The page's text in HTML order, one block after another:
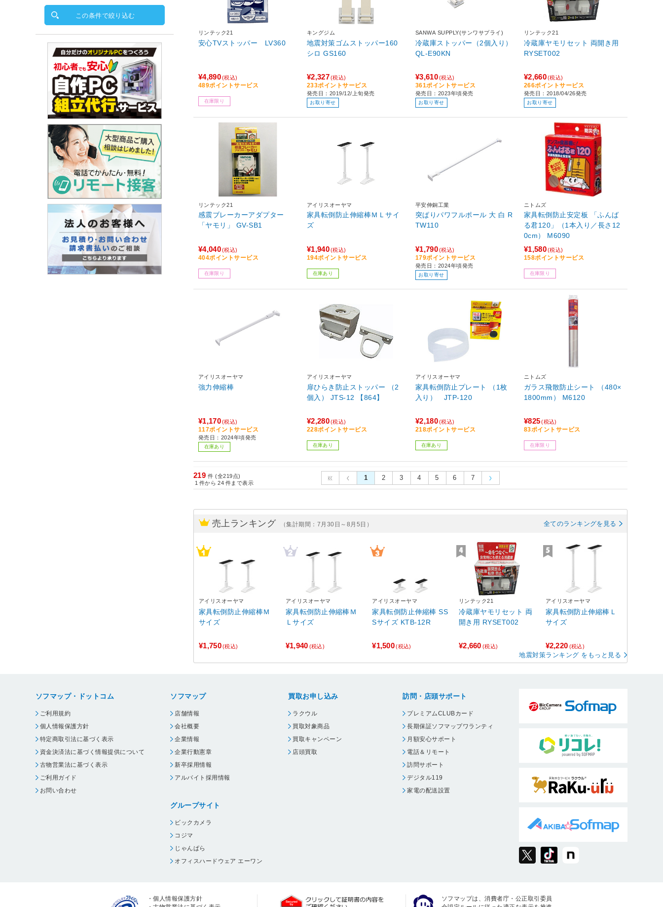
リンテック21
安心TVストッパー LV360
¥4,890(税込)
489ポイントサービス
在庫限り
キングジム
地震対策ゴムストッパー160
シロ GS160
¥2,327(税込)
233ポイントサービス
発売日：2019/12/上旬発売
お取り寄せ
SANWA SUPPLY(サンワサプライ)
冷蔵庫ストッパー（2個入り）
QL-E90KN
¥3,610(税込)
361ポイントサービス
発売日：2023年頃発売
お取り寄せ
リンテック21
冷蔵庫ヤモリセット 両開き用
RYSET002
¥2,660(税込)
266ポイントサービス
発売日：2018/04/26発売
お取り寄せ
リンテック21
感震ブレーカーアダプター
「ヤモリ」 GV-SB1
¥4,040(税込)
404ポイントサービス
在庫限り
アイリスオーヤマ
家具転倒防止伸縮棒ＭＬサイ
ズ
¥1,940(税込)
194ポイントサービス
在庫あり
平安伸銅工業
突ぱりパワフルポール 大 白 R
TW110
¥1,790(税込)
179ポイントサービス
発売日：2024年頃発売
お取り寄せ
ニトムズ
家具転倒防止安定板 「ふんば
る君120」（1本入り／長さ12
0cm） M6090
¥1,580(税込)
158ポイントサービス
在庫限り
アイリスオーヤマ
強力伸縮棒
¥1,170(税込)
117ポイントサービス
発売日：2024年頃発売
在庫あり
アイリスオーヤマ
扉ひらき防止ストッパー （2
個入） JTS-12 【864】
¥2,280(税込)
228ポイントサービス
在庫あり
アイリスオーヤマ
家具転倒防止プレート （1枚
入り） JTP-120
¥2,180(税込)
218ポイントサービス
在庫あり
ニトムズ
ガラス飛散防止シート （480×
1800mm） M6120
¥825 (税込)
83ポイントサービス
在庫限り
219 件 (全219点)
1 件から 24 件まで表示
1 2 3 4 5 6 7
売上ランキング （集計期間：7月30日～8月5日） 全てのランキングを見る
アイリスオーヤマ
家具転倒防止伸縮棒Ｍ
サイズ
¥1,750(税込)
アイリスオーヤマ
家具転倒防止伸縮棒Ｍ
Ｌサイズ
¥1,940 (税込)
アイリスオーヤマ
家具転倒防止伸縮棒 SS
Sサイズ KTB-12R
¥1,500(税込)
リンテック21
冷蔵庫ヤモリセット 両
開き用 RYSET002
¥2,660 (税込)
アイリスオーヤマ
家具転倒防止伸縮棒Ｌ
サイズ
¥2,220 (税込)
地震対策ランキング をもっと見る
この条件で絞り込む
ソフマップ・ドットコム
ご利用規約
個人情報保護方針
特定商取引法に基づく表示
資金決済法に基づく情報提供について
古物営業法に基づく表示
ご利用ガイド
お問い合わせ
ソフマップ
店舗情報
会社概要
企業情報
企業行動憲章
新卒採用情報
アルバイト採用情報
グループサイト
ビックカメラ
コジマ
じゃんぱら
オフィスハードウェア エーワン
買取お申し込み
ラクウル
買取対象商品
買取キャンペーン
店頭買取
訪問・店頭サポート
プレミアムCLUBカード
長期保証ソフマップワランティ
月額安心サポート
電話＆リモート
訪問サポート
デジタル119
家電の配送設置
・個人情報保護方針
ソフマップは、消費者庁・公正取引委員